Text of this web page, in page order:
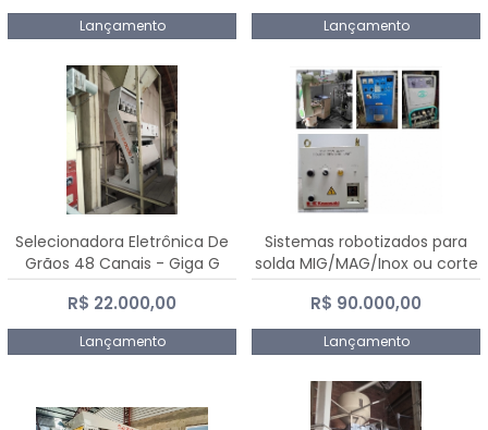
Lançamento Lançamento
Selecionadora Eletrônica De
Grãos 48 Canais - Giga G
10000
R$ 22.000,00
Lançamento
Sistemas robotizados para
solda MIG/MAG/Inox ou corte
plasma
R$ 90.000,00
Lançamento